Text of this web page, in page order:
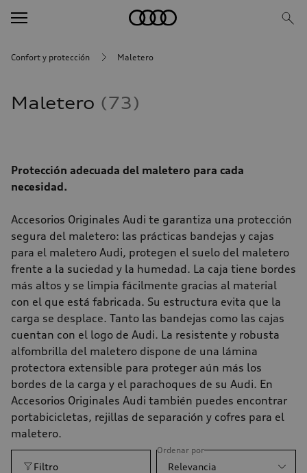
Confort y protección Maletero
Maletero 73
Protección adecuada del maletero para cada
necesidad.
Accesorios Originales Audi te garantiza una protección
segura del maletero: las prácticas bandejas y cajas
para el maletero Audi, protegen el suelo del maletero
frente a la suciedad y la humedad. La caja tiene bordes
más altos y se limpia fácilmente gracias al material
con el que está fabricada. Su estructura evita que la
carga se desplace. Tanto las bandejas como las cajas
cuentan con el logo de Audi. La resistente y robusta
alfombrilla del maletero dispone de una lámina
protectora extensible para proteger aún más los
bordes de la carga y el parachoques de su Audi. En
Accesorios Originales Audi también puedes encontrar
portabicicletas, rejillas de separación y cofres para el
maletero.
Filtro
Ordenar por
Relevancia